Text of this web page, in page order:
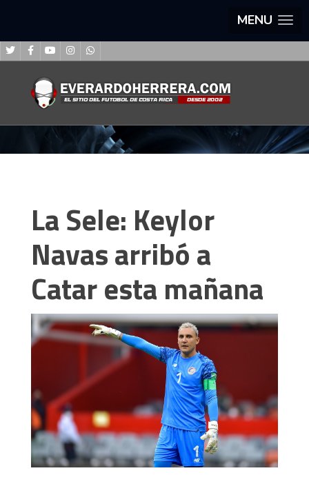
MENU
La Sele: Keylor
Navas arribó a
Catar esta mañana